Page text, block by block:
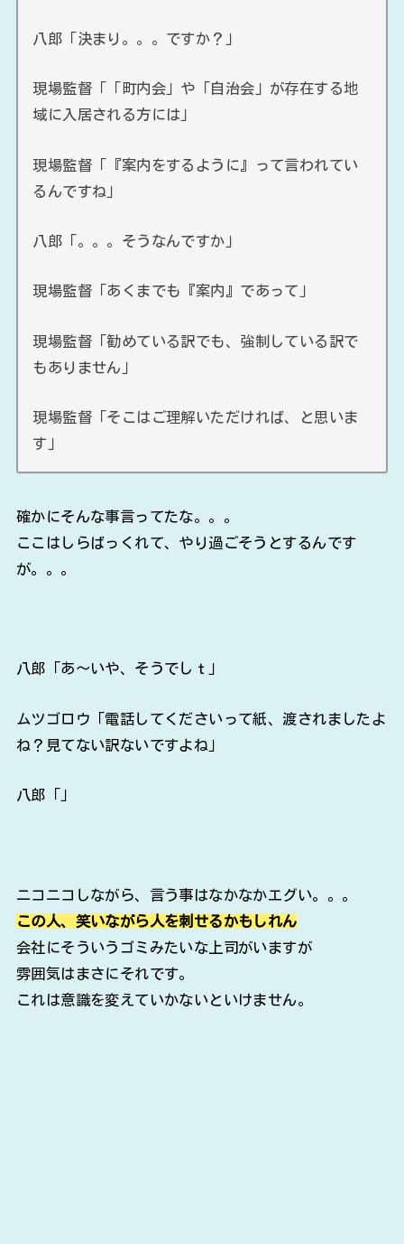
八郎「決まり。。。ですか？」
現場監督「「町内会」や「自治会」が存在する地
域に入居される方には」
現場監督「『案内をするように』って言われてい
るんですね」
八郎「。。。そうなんですか」
現場監督「あくまでも『案内』であって」
現場監督「勧めている訳でも、強制している訳で
もありません」
現場監督「そこはご理解いただければ、と思いま
す」
確かにそんな事言ってたな。。。
ここはしらばっくれて、やり過ごそうとするんです
が。。。
八郎「あ～いや、そうでしｔ」
ムツゴロウ「電話してくださいって紙、渡されましたよ
ね？見てない訳ないですよね」
八郎「」
ニコニコしながら、言う事はなかなかエグい。。。
この人、笑いながら人を刺せるかもしれん
会社にそういうゴミみたいな上司がいますが
雰囲気はまさにそれです。
これは意識を変えていかないといけません。